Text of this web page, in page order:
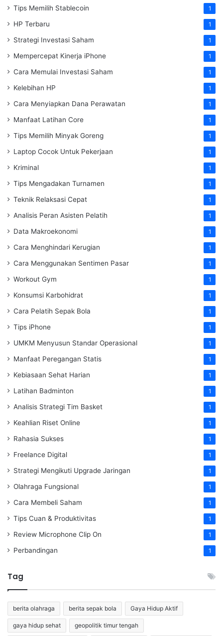
Tips Memilih Stablecoin 1
HP Terbaru 1
Strategi Investasi Saham 1
Mempercepat Kinerja iPhone 1
Cara Memulai Investasi Saham 1
Kelebihan HP 1
Cara Menyiapkan Dana Perawatan 1
Manfaat Latihan Core 1
Tips Memilih Minyak Goreng 1
Laptop Cocok Untuk Pekerjaan 1
Kriminal 1
Tips Mengadakan Turnamen 1
Teknik Relaksasi Cepat 1
Analisis Peran Asisten Pelatih 1
Data Makroekonomi 1
Cara Menghindari Kerugian 1
Cara Menggunakan Sentimen Pasar 1
Workout Gym 1
Konsumsi Karbohidrat 1
Cara Pelatih Sepak Bola 1
Tips iPhone 1
UMKM Menyusun Standar Operasional 1
Manfaat Peregangan Statis 1
Kebiasaan Sehat Harian 1
Latihan Badminton 1
Analisis Strategi Tim Basket 1
Keahlian Riset Online 1
Rahasia Sukses 1
Freelance Digital 1
Strategi Mengikuti Upgrade Jaringan 1
Olahraga Fungsional 1
Cara Membeli Saham 1
Tips Cuan & Produktivitas 1
Review Microphone Clip On 1
Perbandingan 1
Tag
berita olahraga berita sepak bola Gaya Hidup Aktif
gaya hidup sehat geopolitik timur tengah